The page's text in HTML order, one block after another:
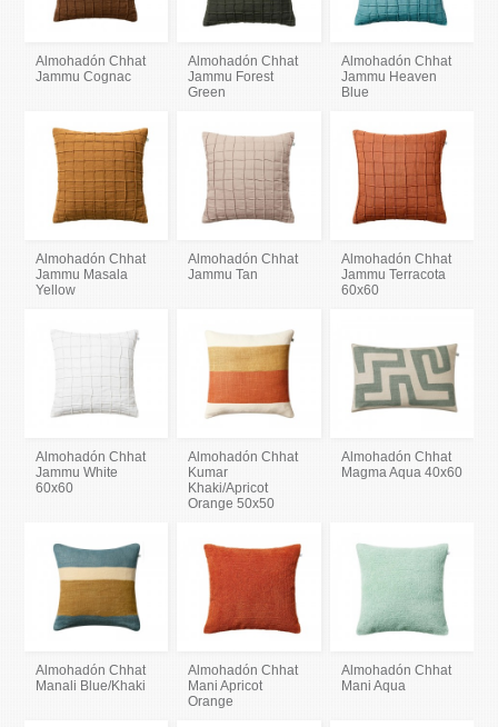
Almohadón Chhat
Jammu Cognac
Almohadón Chhat
Jammu Forest
Green
Almohadón Chhat
Jammu Heaven
Blue
Almohadón Chhat
Jammu Masala
Yellow
Almohadón Chhat
Jammu Tan
Almohadón Chhat
Jammu Terracota
60x60
Almohadón Chhat
Jammu White
60x60
Almohadón Chhat
Kumar
Khaki/Apricot
Orange 50x50
Almohadón Chhat
Magma Aqua 40x60
Almohadón Chhat
Manali Blue/Khaki
Almohadón Chhat
Mani Apricot
Orange
Almohadón Chhat
Mani Aqua